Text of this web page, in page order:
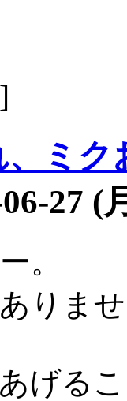
、ミ
27 (
。
りま
げる